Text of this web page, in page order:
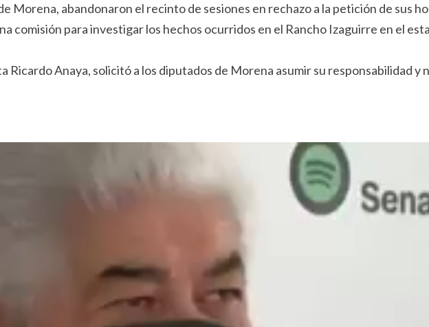
Morena, abandonaron el recinto de sesiones en rechazo a la petición de sus
comisión para investigar los hechos ocurridos en el Rancho Izaguirre en el
Ricardo Anaya, solicitó a los diputados de Morena asumir su responsabilidad y